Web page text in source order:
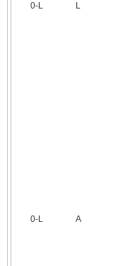
0‑L
L
0‑L
A